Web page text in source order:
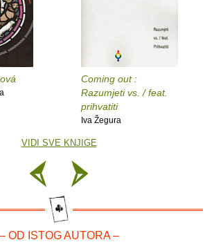
Coming out :
Razumjeti vs. / feat.
prihvatiti
Iva Žegura
VIDI SVE KNJIGE
– OD ISTOG AUTORA –